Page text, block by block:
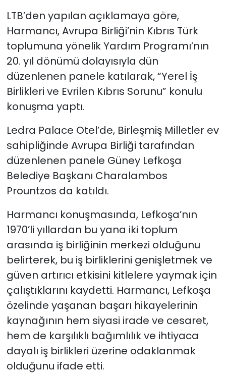
LTB’den yapılan açıklamaya göre,
Harmancı, Avrupa Birliği’nin Kıbrıs Türk
toplumuna yönelik Yardım Programı’nın
20. yıl dönümü dolayısıyla dün
düzenlenen panele katılarak, “Yerel İş
Birlikleri ve Evrilen Kıbrıs Sorunu” konulu
konuşma yaptı.
Ledra Palace Otel’de, Birleşmiş Milletler ev
sahipliğinde Avrupa Birliği tarafından
düzenlenen panele Güney Lefkoşa
Belediye Başkanı Charalambos
Prountzos da katıldı.
Harmancı konuşmasında, Lefkoşa’nın
1970’li yıllardan bu yana iki toplum
arasında iş birliğinin merkezi olduğunu
belirterek, bu iş birliklerini genişletmek ve
güven artırıcı etkisini kitlelere yaymak için
çalıştıklarını kaydetti. Harmancı, Lefkoşa
özelinde yaşanan başarı hikayelerinin
kaynağının hem siyasi irade ve cesaret,
hem de karşılıklı bağımlılık ve ihtiyaca
dayalı iş birlikleri üzerine odaklanmak
olduğunu ifade etti.